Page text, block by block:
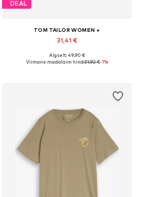
DEAL
TOM TAILOR WOMEN +
31,41 €
Algselt: 49,90 €
Viimane madalaim hind:31,92 €-1%